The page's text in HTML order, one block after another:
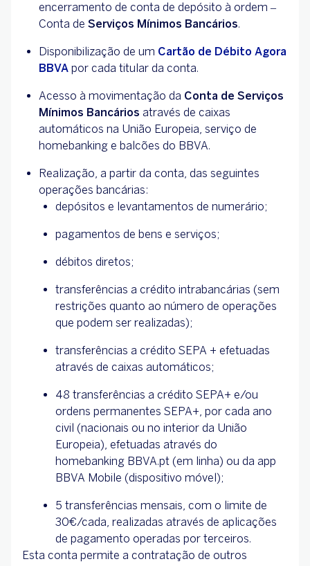
encerramento de conta de depósito à ordem –
Conta de Serviços Mínimos Bancários.
Disponibilização de um Cartão de Débito Agora
BBVA por cada titular da conta.
Acesso à movimentação da Conta de Serviços
Mínimos Bancários através de caixas
automáticos na União Europeia, serviço de
homebanking e balcões do BBVA.
Realização, a partir da conta, das seguintes
operações bancárias:
depósitos e levantamentos de numerário;
pagamentos de bens e serviços;
débitos diretos;
transferências a crédito intrabancárias (sem
restrições quanto ao número de operações
que podem ser realizadas);
transferências a crédito SEPA + efetuadas
através de caixas automáticos;
48 transferências a crédito SEPA+ e/ou
ordens permanentes SEPA+, por cada ano
civil (nacionais ou no interior da União
Europeia), efetuadas através do
homebanking BBVA.pt (em linha) ou da app
BBVA Mobile (dispositivo móvel);
5 transferências mensais, com o limite de
30€/cada, realizadas através de aplicações
de pagamento operadas por terceiros.
Esta conta permite a contratação de outros